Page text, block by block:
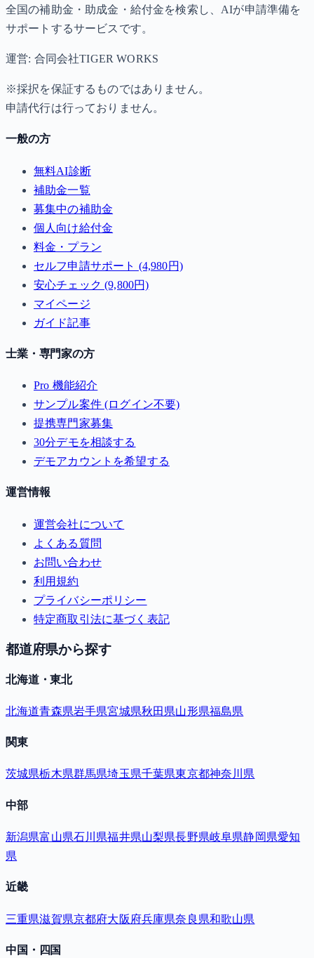
全国の補助金・助成金・給付金を検索し、AIが申請準備を
サポートするサービスです。
運営: 合同会社TIGER WORKS
※採択を保証するものではありません。
申請代行は行っておりません。
一般の方
無料AI診断
補助金一覧
募集中の補助金
個人向け給付金
料金・プラン
セルフ申請サポート (4,980円)
安心チェック (9,800円)
マイページ
ガイド記事
士業・専門家の方
Pro 機能紹介
サンプル案件 (ログイン不要)
提携専門家募集
30分デモを相談する
デモアカウントを希望する
運営情報
運営会社について
よくある質問
お問い合わせ
利用規約
プライバシーポリシー
特定商取引法に基づく表記
都道府県から探す
北海道・東北
北海道青森県岩手県宮城県秋田県山形県福島県
関東
茨城県栃木県群馬県埼玉県千葉県東京都神奈川県
中部
新潟県富山県石川県福井県山梨県長野県岐阜県静岡県愛知
県
近畿
三重県滋賀県京都府大阪府兵庫県奈良県和歌山県
中国・四国